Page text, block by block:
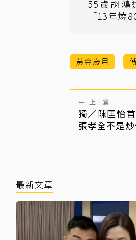
55歲胡鴻
「13年燒
黃金歲月
← 上一篇
獨／陳匡怡
張孝全不是炒
最新文章